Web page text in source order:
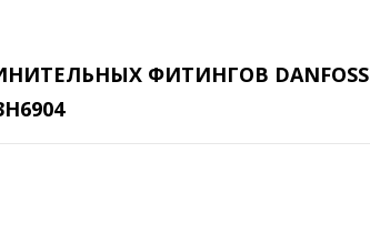
ФИТИНГОВ DANFOSS